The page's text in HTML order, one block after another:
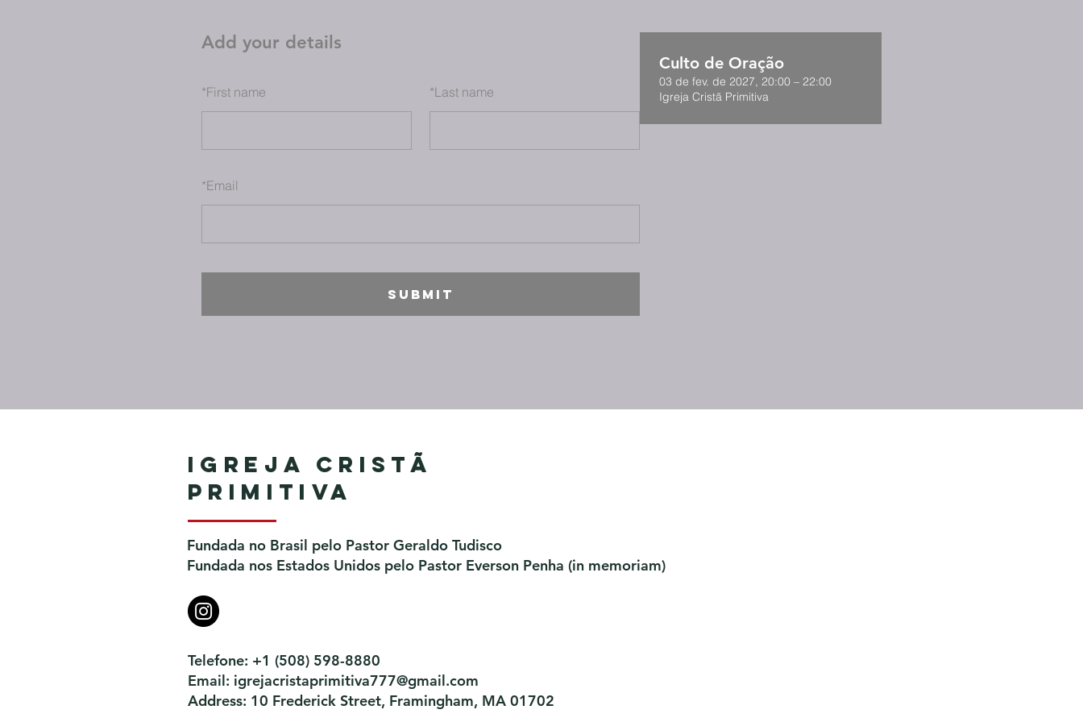
Add your details
*First name *Last name
*Email
SUBMIT
Culto de Oração
03 de fev. de 2027, 20:00 – 22:00
Igreja Cristã Primitiva
Igreja Cristã
Primitiva
Fundada no Brasil pelo Pastor Geraldo Tudisco
Fundada nos Estados Unidos pelo Pastor Everson Penha​ (in memoriam)
Telefone: +1 (508) 598-8880
Email: igrejacristaprimitiva777@gmail.com
Address: 10 Frederick Street, Framingham, MA 01702